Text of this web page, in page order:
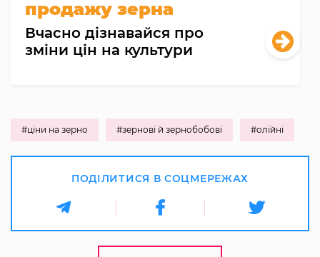
продажу зерна
Вчасно дізнавайся про
зміни цін на культури
#ціни на зерно #зернові й зернобобові #олійні
ПОДІЛИТИСЯ В СОЦМЕРЕЖАХ